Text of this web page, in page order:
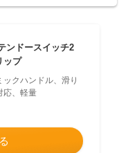
】
ンドースイッチ2
ップ
クハンドル、滑り
応、軽量